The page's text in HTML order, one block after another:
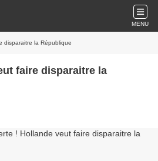
MENU
disparaitre la République
faire disparaitre la